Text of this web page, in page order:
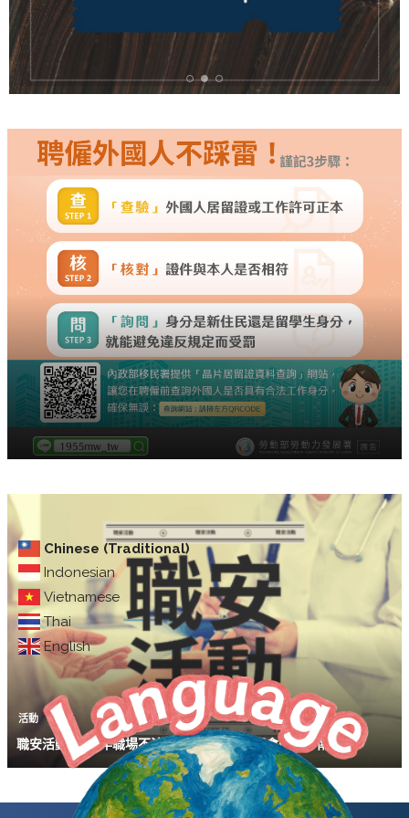
Chinese (Traditional)
Indonesian
Vietnamese
Thai
English
活動
職安活動｜114年職場不法侵害預防宣導說明會(10/29南部場)